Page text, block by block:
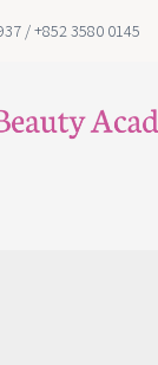
/ +852 3580 0145